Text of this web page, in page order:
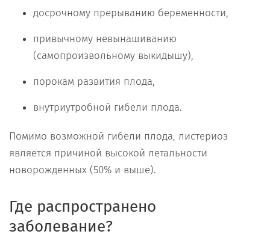
досрочному прерыванию беременности,
привычному невынашиванию
(самопроизвольному выкидышу),
порокам развития плода,
внутриутробной гибели плода.
Помимо возможной гибели плода, листериоз
является причиной высокой летальности
новорожденных (50% и выше).
Где распространено
заболевание?